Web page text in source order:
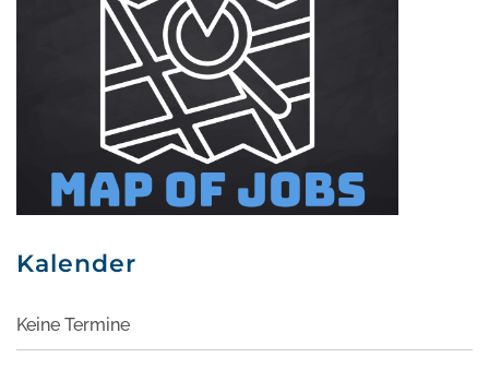
Kalender
Keine Termine